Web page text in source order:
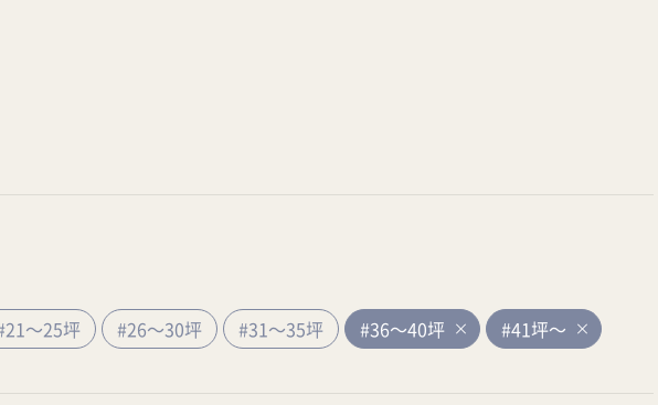
～25坪 #26～30坪 #31～35坪 #36～40坪 #41坪～